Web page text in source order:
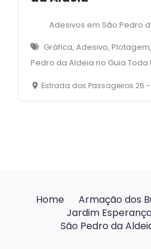
Adesivos em São Pedro
Gráfica, Adesivo,
Pedro da Aldeia no Guia Toda
Estrada dos Passageiros 26 - Loja 01 - São João - São Pedro da Aldeia
Home Armação dos
Jardim
São Pedro da